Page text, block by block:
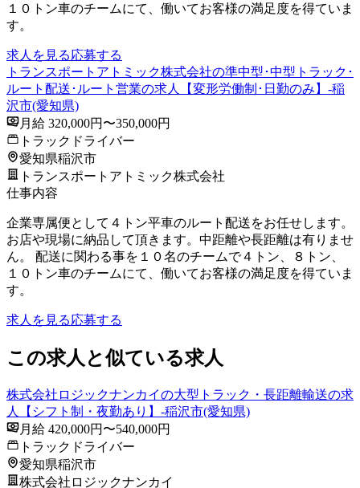
１０トン車のチームにて、働いてお客様の満足度を得ていま
す。
求人を見る応募する
トランスポートアトミック株式会社の準中型･中型トラック･
ルート配送･ルート営業の求人【変形労働制･日勤のみ】-稲
沢市(愛知県)
月給 320,000円〜350,000円
トラックドライバー
愛知県稲沢市
トランスポートアトミック株式会社
仕事内容
企業専属便として４トン平車のルート配送をお任せします。
お店や現場に納品して頂きます。中距離や長距離は有りませ
ん。 配送に関わる事を１０名のチームで４トン、８トン、
１０トン車のチームにて、働いてお客様の満足度を得ていま
す。
求人を見る応募する
この求人と似ている求人
株式会社ロジックナンカイの大型トラック・長距離輸送の求
人【シフト制・夜勤あり】-稲沢市(愛知県)
月給 420,000円〜540,000円
トラックドライバー
愛知県稲沢市
株式会社ロジックナンカイ